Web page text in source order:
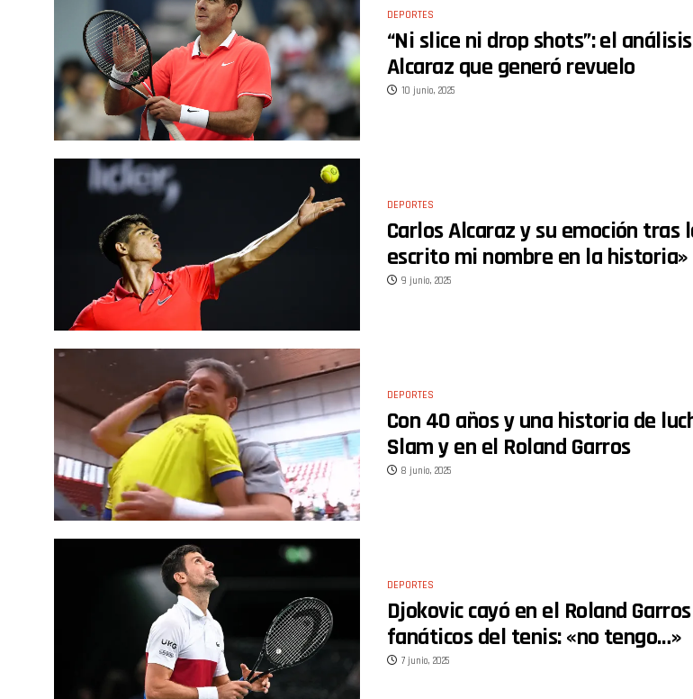
DEPORTES
“Ni slice ni drop shots”: el
Alcaraz que generó revuelo
10 junio, 2025
DEPORTES
Carlos Alcaraz y su emoción tras
escrito mi nombre en la historia»
9 junio, 2025
DEPORTES
Con 40 años y una historia de
Slam y en el Roland Garros
8 junio, 2025
DEPORTES
Djokovic cayó en el Roland
fanáticos del tenis: «no tengo…»
7 junio, 2025